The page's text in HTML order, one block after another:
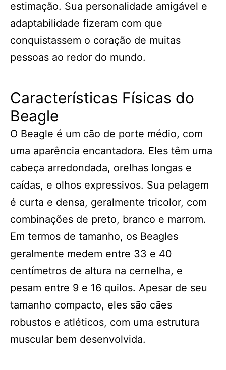
estimação. Sua personalidade amigável e
adaptabilidade fizeram com que
conquistassem o coração de muitas
pessoas ao redor do mundo.
Características Físicas do
Beagle
O Beagle é um cão de porte médio, com
uma aparência encantadora. Eles têm uma
cabeça arredondada, orelhas longas e
caídas, e olhos expressivos. Sua pelagem
é curta e densa, geralmente tricolor, com
combinações de preto, branco e marrom.
Em termos de tamanho, os Beagles
geralmente medem entre 33 e 40
centímetros de altura na cernelha, e
pesam entre 9 e 16 quilos. Apesar de seu
tamanho compacto, eles são cães
robustos e atléticos, com uma estrutura
muscular bem desenvolvida.